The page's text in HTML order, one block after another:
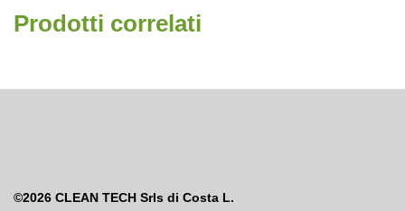
Prodotti correlati
©2026 CLEAN TECH Srls di Costa L.